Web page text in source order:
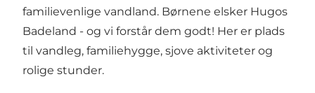
familievenlige vandland. Børnene elsker Hugos
Badeland - og vi forstår dem godt! Her er plads
til vandleg, familiehygge, sjove aktiviteter og
rolige stunder.